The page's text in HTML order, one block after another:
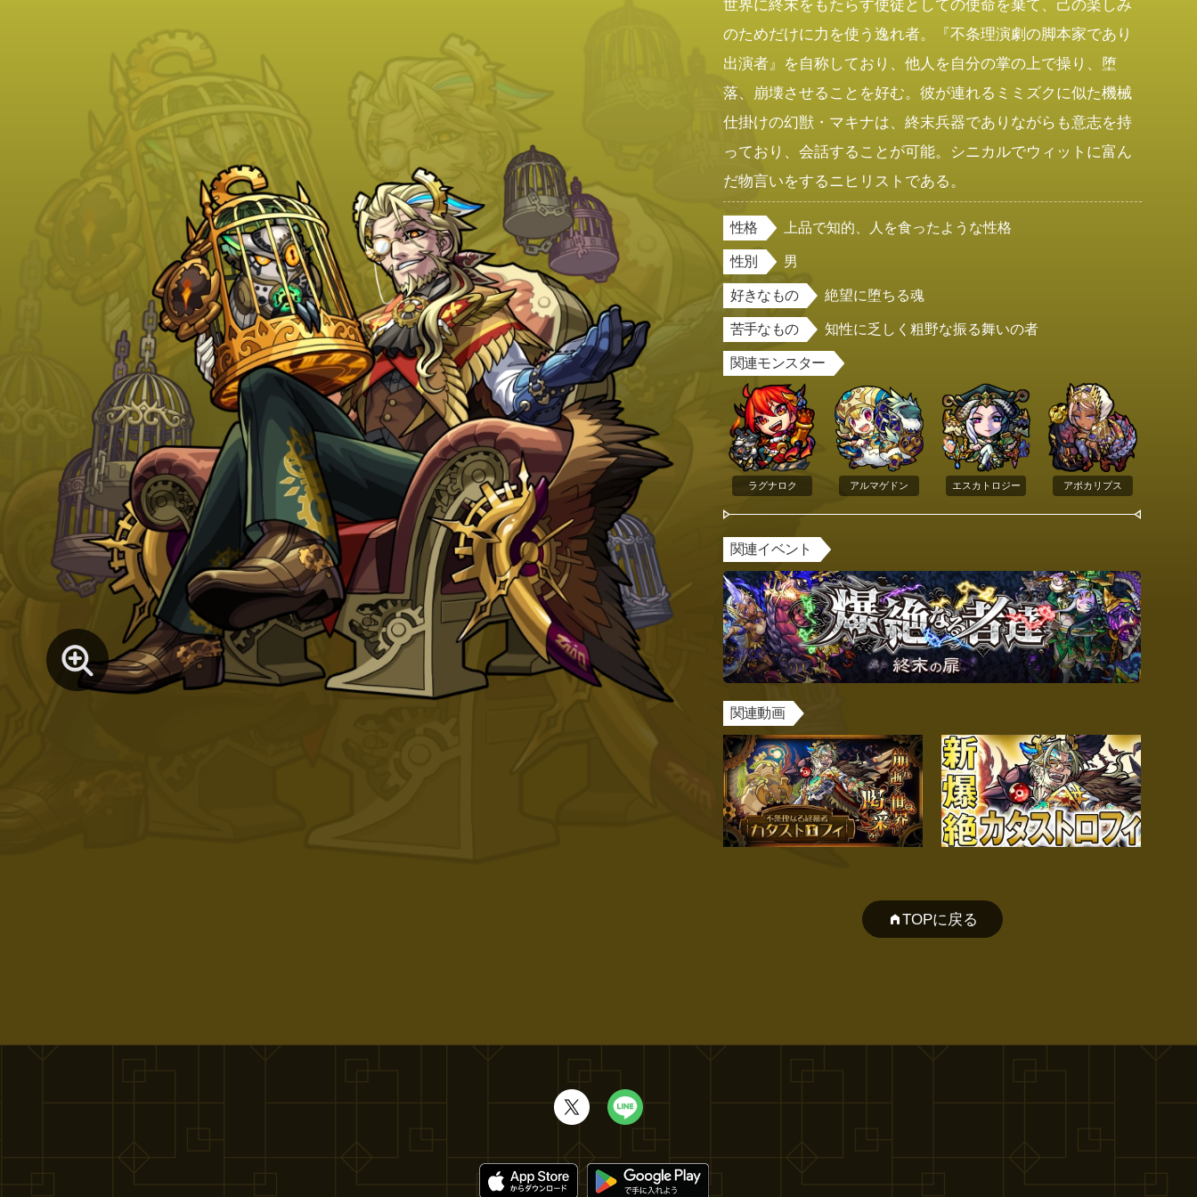
世界に終末をもたらす使徒としての使命を棄て、己の楽しみ
のためだけに力を使う逸れ者。『不条理演劇の脚本家であり
出演者』を自称しており、他人を自分の掌の上で操り、堕
落、崩壊させることを好む。彼が連れるミミズクに似た機械
仕掛けの幻獣・マキナは、終末兵器でありながらも意志を持
っており、会話することが可能。シニカルでウィットに富ん
だ物言いをするニヒリストである。
性格 上品で知的、人を食ったような性格
性別 男
好きなもの 絶望に堕ちる魂
苦手なもの 知性に乏しく粗野な振る舞いの者
関連モンスター
ラグナロク アルマゲドン エスカトロジー アポカリプス
関連イベント
関連動画
TOPに戻る